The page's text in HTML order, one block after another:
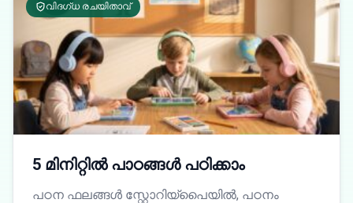
വിദഗ്ധ രചയിതാവ്
5 മിനിറ്റിൽ പാഠങ്ങൾ പഠിക്കാം
പഠന ഫലങ്ങൾ സ്റ്റോറിയ്പൈയിൽ, പഠനം